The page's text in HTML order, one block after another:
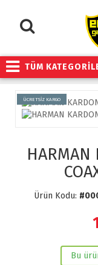
TÜM
ÜCRETSİZ KARGO
HARMAN
Ürün Kodu:
Bu